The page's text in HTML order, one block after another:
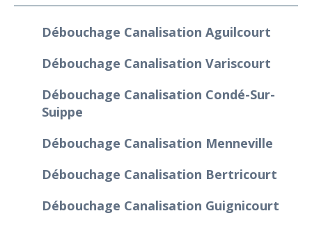
Débouchage Canalisation Aguilcourt
Débouchage Canalisation Variscourt
Débouchage Canalisation Condé-Sur-
Suippe
Débouchage Canalisation Menneville
Débouchage Canalisation Bertricourt
Débouchage Canalisation Guignicourt